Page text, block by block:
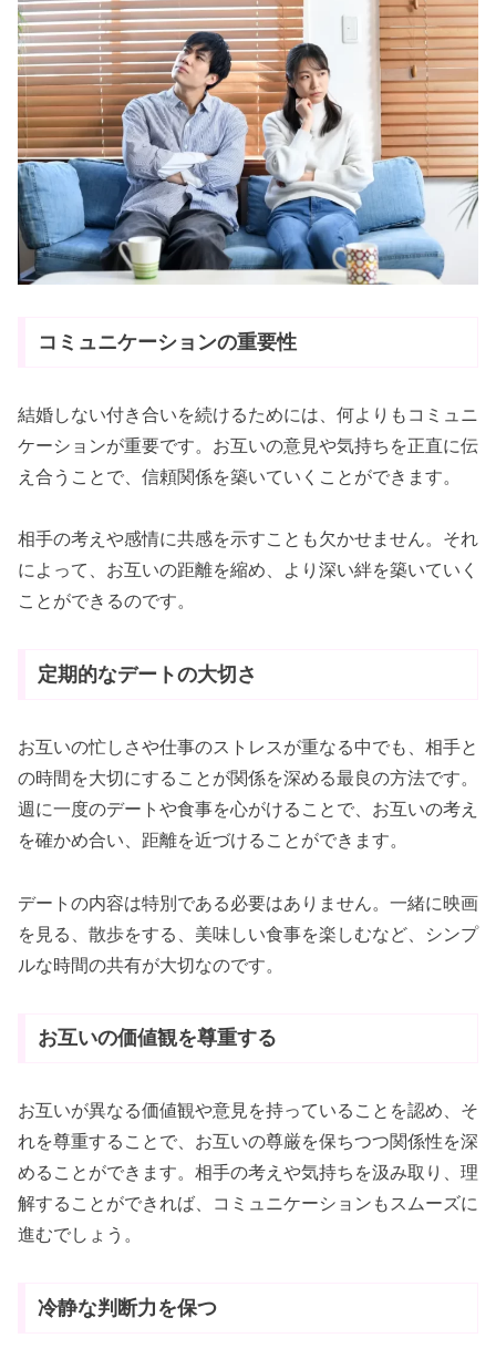
コミュニケーションの重要性
結婚しない付き合いを続けるためには、何よりもコミュニ
ケーションが重要です。お互いの意見や気持ちを正直に伝
え合うことで、信頼関係を築いていくことができます。
相手の考えや感情に共感を示すことも欠かせません。それ
によって、お互いの距離を縮め、より深い絆を築いていく
ことができるのです。
定期的なデートの大切さ
お互いの忙しさや仕事のストレスが重なる中でも、相手と
の時間を大切にすることが関係を深める最良の方法です。
週に一度のデートや食事を心がけることで、お互いの考え
を確かめ合い、距離を近づけることができます。
デートの内容は特別である必要はありません。一緒に映画
を見る、散歩をする、美味しい食事を楽しむなど、シンプ
ルな時間の共有が大切なのです。
お互いの価値観を尊重する
お互いが異なる価値観や意見を持っていることを認め、そ
れを尊重することで、お互いの尊厳を保ちつつ関係性を深
めることができます。相手の考えや気持ちを汲み取り、理
解することができれば、コミュニケーションもスムーズに
進むでしょう。
冷静な判断力を保つ